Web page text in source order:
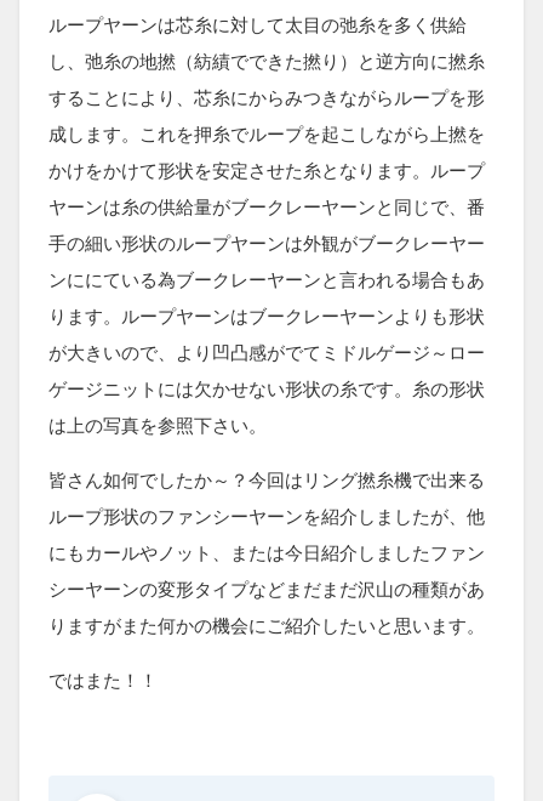
ループヤーンは芯糸に対して太目の弛糸を多く供給
し、弛糸の地撚（紡績でできた撚り）と逆方向に撚糸
することにより、芯糸にからみつきながらループを形
成します。これを押糸でループを起こしながら上撚を
かけをかけて形状を安定させた糸となります。ループ
ヤーンは糸の供給量がブークレーヤーンと同じで、番
手の細い形状のループヤーンは外観がブークレーヤー
ンににている為ブークレーヤーンと言われる場合もあ
ります。ループヤーンはブークレーヤーンよりも形状
が大きいので、より凹凸感がでてミドルゲージ～ロー
ゲージニットには欠かせない形状の糸です。糸の形状
は上の写真を参照下さい。
皆さん如何でしたか～？今回はリング撚糸機で出来る
ループ形状のファンシーヤーンを紹介しましたが、他
にもカールやノット、または今日紹介しましたファン
シーヤーンの変形タイプなどまだまだ沢山の種類があ
りますがまた何かの機会にご紹介したいと思います。
ではまた！！